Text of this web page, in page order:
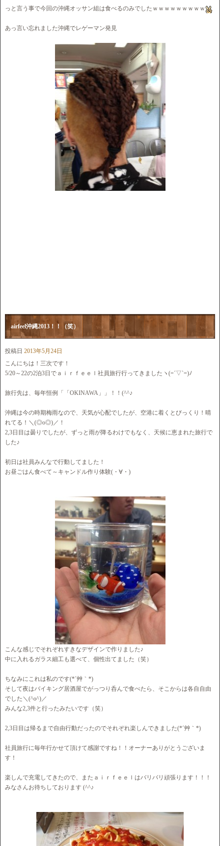
っと言う事で今回の沖縄オッサン組は食べるのみでしたｗｗｗｗｗｗｗｗｗ
あっ言い忘れました沖縄でレゲーマン発見
airfeel沖縄2013！！（笑）
投稿日 2013年5月24日
こんにちは！三次です！
5/20～22の2泊3日でａｉｒｆｅｅｌ社員旅行行ってきましたヽ(=´▽`=)ﾉ
旅行先は、毎年恒例「「OKINAWA」」！！(^^♪
沖縄は今の時期梅雨なので、天気が心配でしたが、空港に着くとびっくり！晴
れてる！＼(◎o◎)／！
2,3日目は曇りでしたが、ずっと雨が降るわけでもなく、天候に恵まれた旅行で
した♪
初日は社員みんなで行動してました！
お昼ごはん食べて～キャンドル作り体験(・∀・)
こんな感じでそれぞれすきなデザインで作りました♪
中に入れるガラス細工も選べて、個性出てました（笑）
ちなみにこれは私のです(*´艸｀*)
そして夜はバイキング居酒屋でがっつり呑んで食べたら、そこからは各自自由
でした＼(^o^)／
みんな2,3件と行ったみたいです（笑）
2,3日目は帰るまで自由行動だったのでそれぞれ楽しんできました(*´艸｀*)
社員旅行に毎年行かせて頂けて感謝ですね！！オーナーありがとうございま
す！
楽しんで充電してきたので、またａｉｒｆｅｅｌはバリバリ頑張ります！！！
みなさんお待ちしております (^^♪